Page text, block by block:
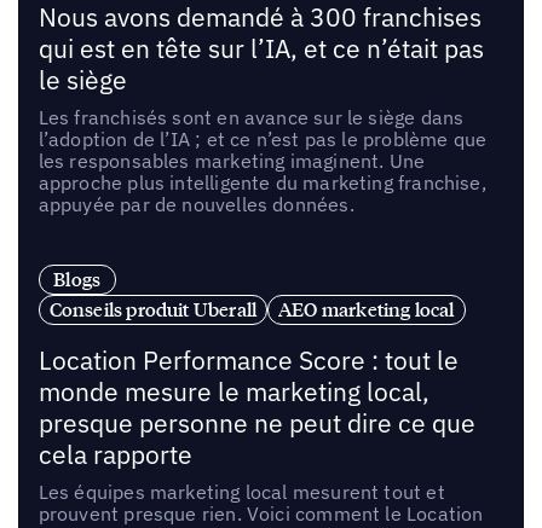
Nous avons demandé à 300 franchises
qui est en tête sur l’IA, et ce n’était pas
le siège
Les franchisés sont en avance sur le siège dans
l’adoption de l’IA ; et ce n’est pas le problème que
les responsables marketing imaginent. Une
approche plus intelligente du marketing franchise,
appuyée par de nouvelles données.
Blogs
Conseils produit Uberall
AEO marketing local
Location Performance Score : tout le
monde mesure le marketing local,
presque personne ne peut dire ce que
cela rapporte
Les équipes marketing local mesurent tout et
prouvent presque rien. Voici comment le Location